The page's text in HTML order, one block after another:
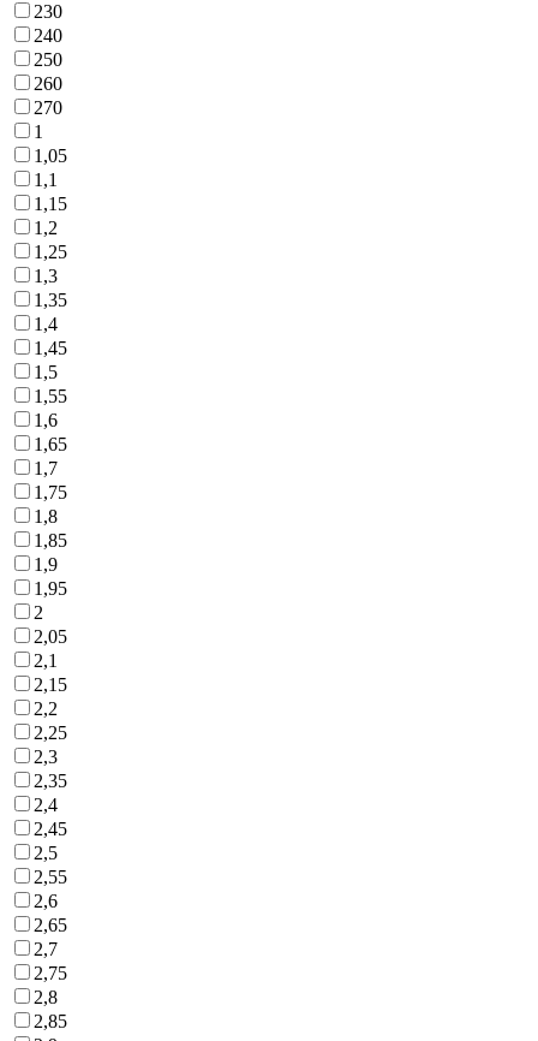
230
240
250
260
270
1
1,05
1,1
1,15
1,2
1,25
1,3
1,35
1,4
1,45
1,5
1,55
1,6
1,65
1,7
1,75
1,8
1,85
1,9
1,95
2
2,05
2,1
2,15
2,2
2,25
2,3
2,35
2,4
2,45
2,5
2,55
2,6
2,65
2,7
2,75
2,8
2,85